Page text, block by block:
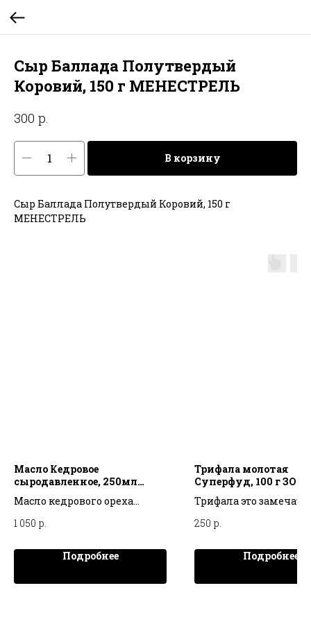
Сыр Баллада Полутвердый
Коровий, 150 г МЕНЕСТРЕЛЬ
300 р.
В корзину
Сыр Баллада Полутвердый Коровий, 150 г
МЕНЕСТРЕЛЬ
Масло Кедровое
сыродавленное, 250мл
Масло кедрового ореха
продукт высшего качества.
упаковки позволит удобно
полочке и наслаждаться
1 050 р.
Подробнее
Трифала молотая
Суперфуд, 100 г
ИНДИИ
Трифала это
всех недугов
250 р.
Подробнее